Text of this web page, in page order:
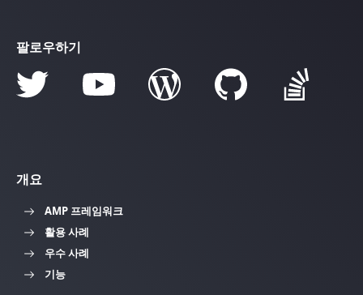
팔로우하기
개요
AMP 프레임워크
활용 사례
우수 사례
기능